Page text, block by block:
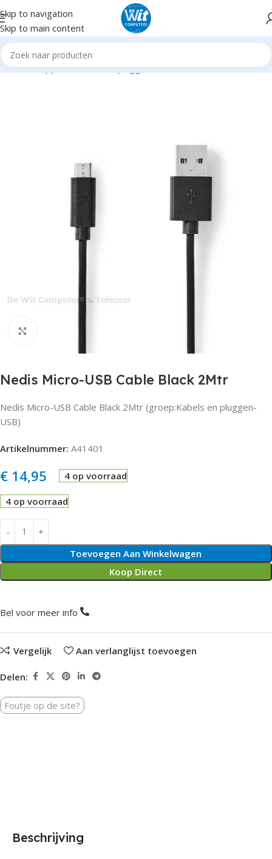
Skip to navigation
Skip to main content
Home Supplies Kabels en pluggen USB
Nedis Micro-USB Cable Black 2Mtr
Nedis Micro-USB Cable Black 2Mtr (groep:Kabels en pluggen-
USB)
Artikelnummer: A41401
€ 14,95 4 op voorraad
4 op voorraad
Toevoegen Aan Winkelwagen
Koop Direct
Bel voor meer info
Vergelijk Aan verlanglijst toevoegen
Delen:
Foutje op de site?
Beschrijving